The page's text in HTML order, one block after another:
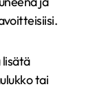
lisätä
tai